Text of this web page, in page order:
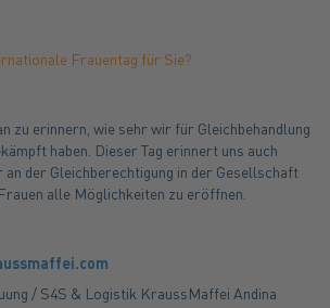
Frauentag für Sie?
zu erinnern, wie sehr wir für Gleichbehandlung
haben. Dieser Tag erinnert uns auch
der Gleichberechtigung in der Gesellschaft
alle Möglichkeiten zu eröffnen.
/ S4S & Logistik KraussMaffei Andina